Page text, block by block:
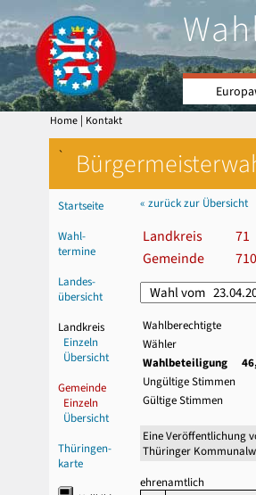
Home | Kontakt
`
Startseite
Wahl-
termine
Landes-
übersicht
Landkreis
Einzeln
Übersicht
Gemeinde
Einzeln
Übersicht
Thüringen-
karte
« zurück zur Übersicht
Landkreis 71
Gemeinde
Wahlberechtigte
Wähler
Wahlbeteiligung
Ungültige Stimmen
Gültige Stimmen
Eine Veröffentlichung
Thüringer
ehrenamtlich